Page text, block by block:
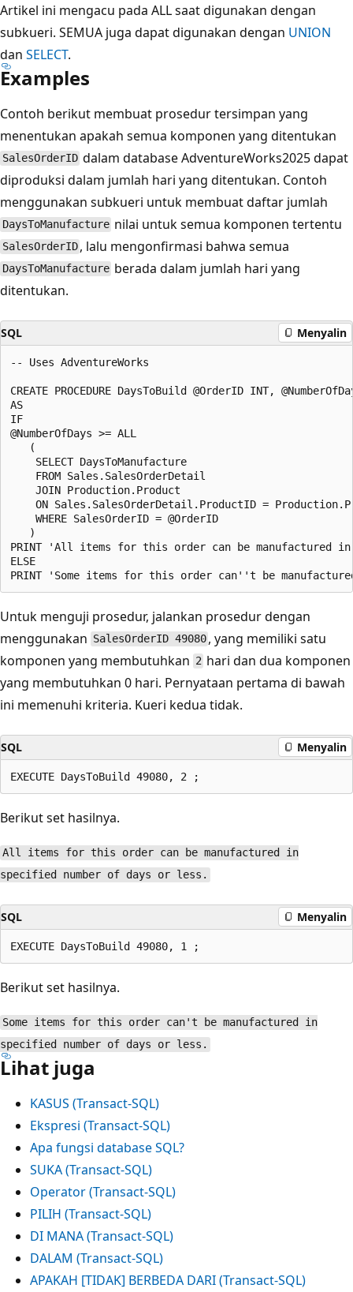
Artikel ini mengacu pada ALL saat digunakan dengan
subkueri. SEMUA juga dapat digunakan dengan UNION
dan SELECT.
Examples
Contoh berikut membuat prosedur tersimpan yang
menentukan apakah semua komponen yang ditentukan
SalesOrderID dalam database AdventureWorks2025 dapat
diproduksi dalam jumlah hari yang ditentukan. Contoh
menggunakan subkueri untuk membuat daftar jumlah
DaysToManufacture nilai untuk semua komponen tertentu
SalesOrderID , lalu mengonfirmasi bahwa semua
DaysToManufacture berada dalam jumlah hari yang
ditentukan.
SQL Menyalin
-- Uses AdventureWorks
CREATE PROCEDURE DaysToBuild @OrderID INT,
AS
IF
@NumberOfDays >= ALL
   (
    SELECT DaysToManufacture
    FROM Sales.SalesOrderDetail
    JOIN Production.Product
ON Sales.SalesOrderDetail.ProductID =
    WHERE SalesOrderID = @OrderID
   )
PRINT 'All items for this order can be
ELSE
Untuk menguji prosedur, jalankan prosedur dengan
menggunakan SalesOrderID 49080 , yang memiliki satu
komponen yang membutuhkan 2 hari dan dua komponen
yang membutuhkan 0 hari. Pernyataan pertama di bawah
ini memenuhi kriteria. Kueri kedua tidak.
SQL Menyalin
Berikut set hasilnya.
All items for this order can be manufactured in
specified number of days or less.
SQL Menyalin
Berikut set hasilnya.
Some items for this order can't be manufactured in
specified number of days or less.
Lihat juga
KASUS (Transact-SQL)
Ekspresi (Transact-SQL)
Apa fungsi database SQL?
SUKA (Transact-SQL)
Operator (Transact-SQL)
PILIH (Transact-SQL)
DI MANA (Transact-SQL)
DALAM (Transact-SQL)
APAKAH [TIDAK] BERBEDA DARI (Transact-SQL)